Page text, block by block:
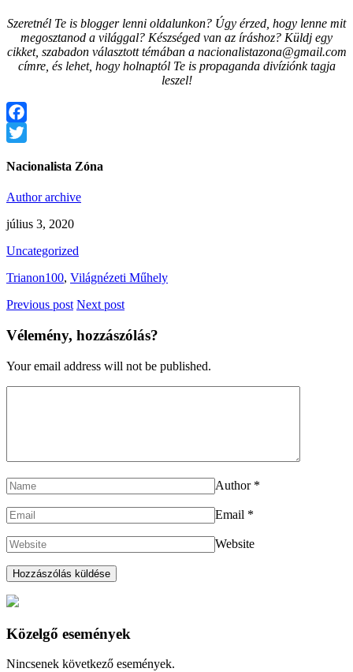
Szeretnél Te is blogger lenni oldalunkon? Úgy érzed, hogy lenne mit
megosztanod a világgal? Készséged van az íráshoz? Küldj egy
cikket, szabadon választott témában a nacionalistazona@gmail.com
címre, és lehet, hogy holnaptól Te is propaganda divíziónk tagja
leszel!
Facebook
Nacionalista Zóna
Author archive
július 3, 2020
Uncategorized
Trianon100, Világnézeti Műhely
Previous post Next post
Vélemény, hozzászólás?
Your email address will not be published.
Author *
Email *
Website
Közelgő események
Nincsenek következő események.